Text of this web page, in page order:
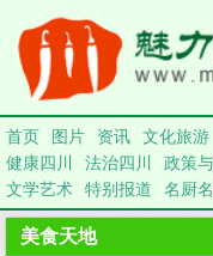
首页 图片 资讯 文化旅游
健康四川
法治四川 政策
文学艺术
特别报道 名厨
美食天地